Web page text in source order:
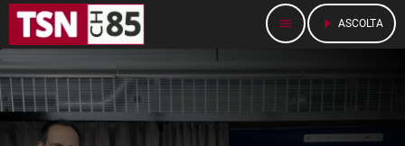
menu play_arrow ASCOLTA